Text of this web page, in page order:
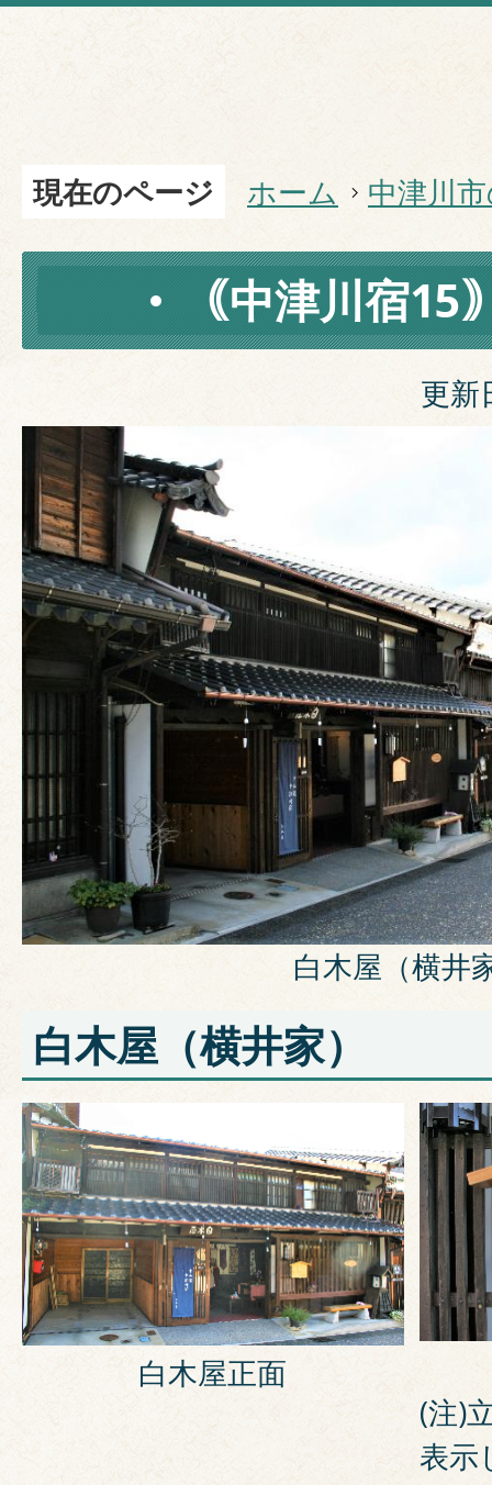
現在のページ ホーム 中津川
｟中津川宿15
更新
白木屋（横井
白木屋（横井家）
白木屋正面
(注)
表示